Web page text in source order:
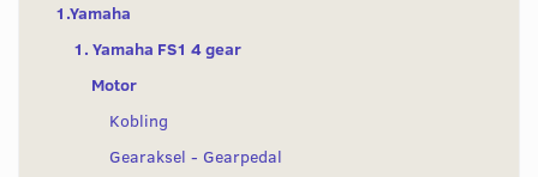
1.Yamaha
1. Yamaha FS1 4 gear
Motor
Kobling
Gearaksel - Gearpedal